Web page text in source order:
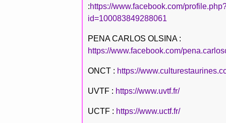
:https://www.facebook.com/
id=100083849288061
PENA CARLOS OLSINA :
https://www.facebook.com/
ONCT : https://
UVTF : https://www.uvtf.fr/
UCTF : https://www.uctf.fr/